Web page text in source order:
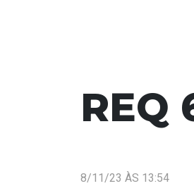
REQ
8/11/23 ÀS 13:54